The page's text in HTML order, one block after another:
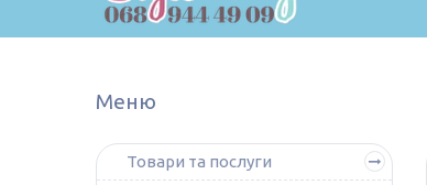
Товари та послуги